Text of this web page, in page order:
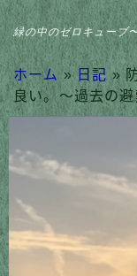
緑の中のゼロキューブ
MENU
HOME
おすすめ商品
家のこと
ホーム » 日記 »
良い。〜過去の